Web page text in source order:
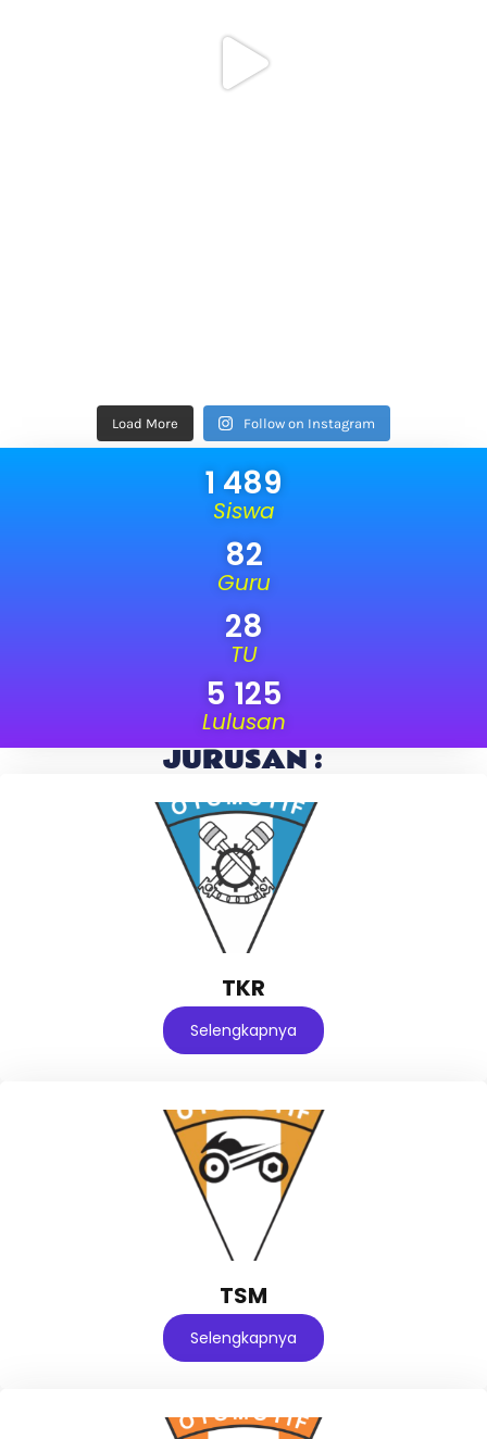
Load More Follow on Instagram
Siswa
1 489
Guru
82
TU
28
Lulusan
5 125
JURUSAN :
TKR
Selengkapnya
TSM
Selengkapnya